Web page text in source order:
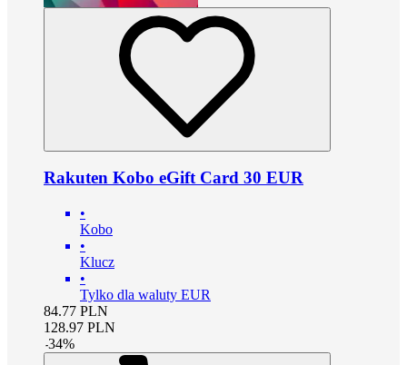
Rakuten Kobo eGift Card 30 EUR
•
Kobo
•
Klucz
•
Tylko dla waluty EUR
84.77 PLN
128.97 PLN
-34%